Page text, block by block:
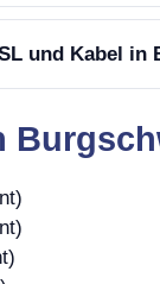
und Kabel in